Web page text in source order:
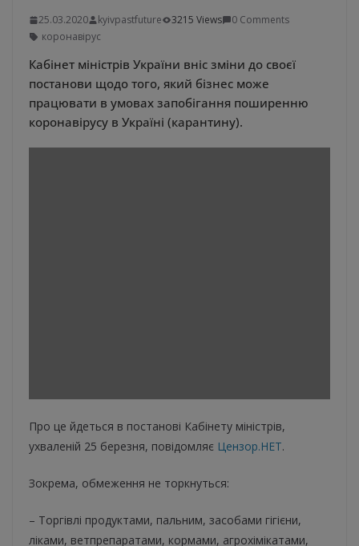
25.03.2020 kyivpastfuture 3215 Views
0 Comments
коронавірус
Кабінет міністрів України вніс зміни до своєї
постанови щодо того, який бізнес може
працювати в умовах запобігання поширенню
коронавірусу в Україні (карантину).
Про це йдеться в постанові Кабінету міністрів,
ухваленій 25 березня, повідомляє Цензор.НЕТ.
Зокрема, обмеження не торкнуться:
– Торгівлі продуктами, пальним, засобами гігієни,
ліками, ветпрепаратами, кормами, агрохімікатами,